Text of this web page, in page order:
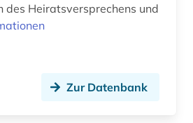
kriegsgeschichte (1)
des Heiratsversprechens und
Zur Datenbank